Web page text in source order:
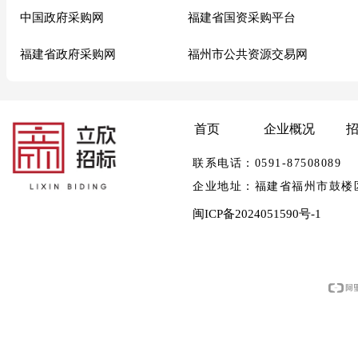
中国政府采购网
福建省政府采购网 福州市公共资源交易网
福建省国资采购平台
首页 企业概况
联系电话：0591-
企业地址：福建省福州市
闽ICP备2024051590号-1